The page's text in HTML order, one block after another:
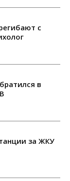
с
в
за ЖКУ